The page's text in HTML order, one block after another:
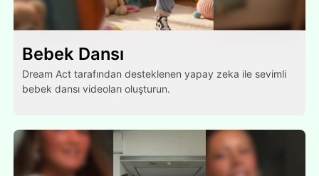
Bebek Dansı
Dream Act tarafından desteklenen yapay zeka ile sevimli
bebek dansı videoları oluşturun.